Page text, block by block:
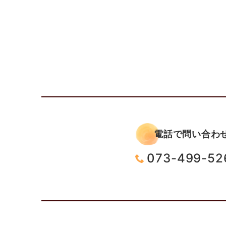
電話で問い合わ
073-499-